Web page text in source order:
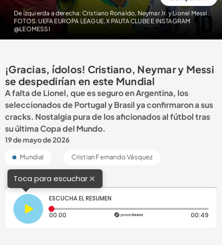
De izquierda a derecha: Cristiano Ronaldo, Neymar Jr. y Lionel Messi.
FOTOS: UEFA EUROPA LEAGUE, X PAUTA CLUBE E INSTAGRAM
@LEOMESSI
¡Gracias, ídolos! Cristiano, Neymar y Messi
se despedirían en este Mundial
A falta de Lionel, que es seguro en Argentina, los
seleccionados de Portugal y Brasil ya confirmaron a sus
cracks. Nostalgia pura de los aficionados al fútbol tras
su última Copa del Mundo.
19 de mayo de 2026
Mundial Cristian Fernando Vásquez
Toca para escuchar×
ESCUCHA EL RESUMEN
00:00 Tiempo transcurrido: 0 segundos 00:49